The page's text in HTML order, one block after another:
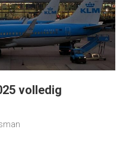
volledig